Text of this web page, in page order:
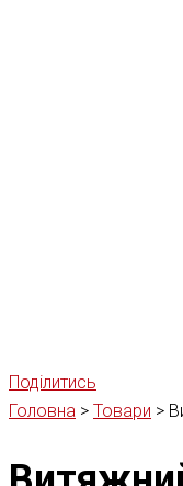
Поділитись
Головна > Товари >